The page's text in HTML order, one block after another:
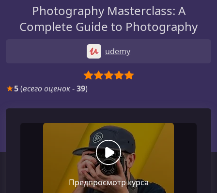
Photography Masterclass: A
Complete Guide to Photography
udemy
★5(всего оценок-39)
Предпросмотр курса